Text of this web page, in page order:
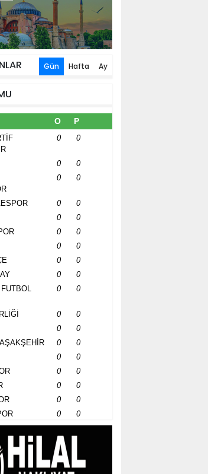
Gün Hafta Ay
O P
0 0
0
0
0 0
0
0
0
0
0
0
0
0
0
0
0
0
0 0
0
0
0
0
0
0
0
0
0
0
0
0
0
0
0 0